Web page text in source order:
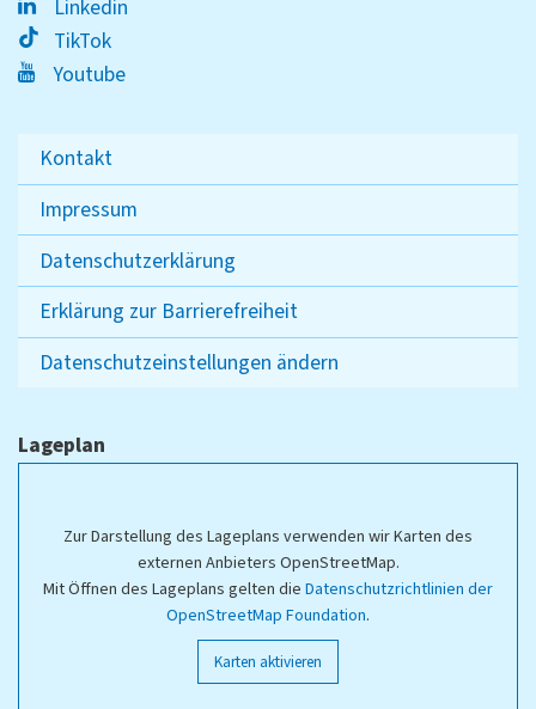
Linkedin
TikTok
Youtube
Kontakt
Impressum
Datenschutzerklärung
Erklärung zur Barrierefreiheit
Datenschutzeinstellungen ändern
Lageplan
Zur Darstellung des Lageplans verwenden wir Karten des
externen Anbieters OpenStreetMap.
Mit Öffnen des Lageplans gelten die Datenschutzrichtlinien der
OpenStreetMap Foundation.
Karten aktivieren